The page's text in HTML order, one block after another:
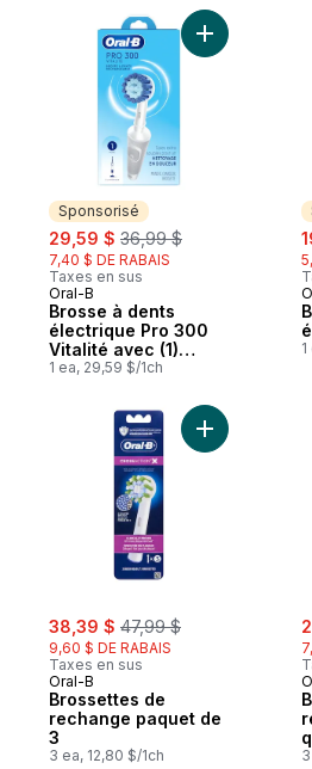
Sponsorisé
sale:
29,59 $ , formerly:
36,99 $
7,40 $ DE RABAIS
Taxes en sus
Sponsorisé
Oral-B
Brosse à dents
électrique Pro 300
Vitalité avec (1)
brossette,
blanche
1 ea, 29,59 $/1ch
Ajouter
sale:
38,39 $ , formerly:
47,99 $
9,60 $ DE RABAIS
Taxes en sus
Oral-B
Brossettes de
rechange paquet de
3
3 ea, 12,80 $/1ch
Ajouter